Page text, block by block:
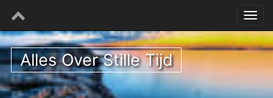
Alles Over Stille Tijd